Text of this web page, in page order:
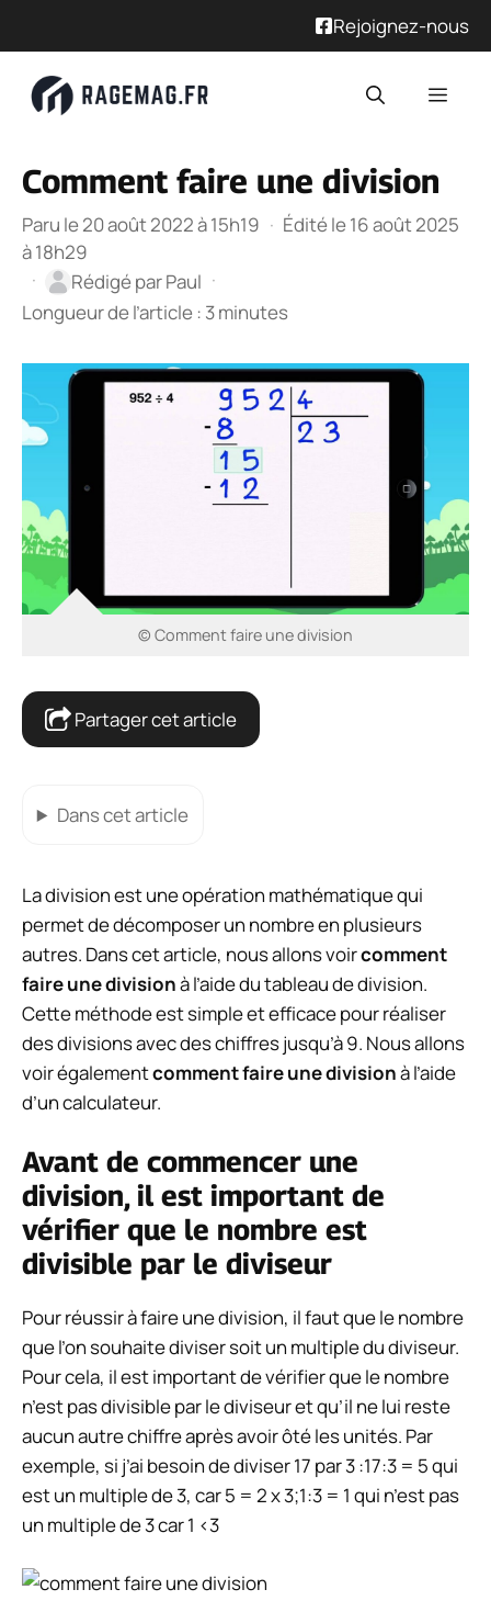
Rejoignez-nous
Comment faire une division
Paru le 20 août 2022 à 15h19 · Édité le 16 août 2025
à 18h29
·
Rédigé parPaul ·
Longueur de l’article : 3 minutes
© Comment faire une division
Partager cet article
Dans cet article
La division est une opération mathématique qui
permet de décomposer un nombre en plusieurs
autres. Dans cet article, nous allons voircomment
faire une divisionà l’aide du tableau de division.
Cette méthode est simple et efficace pour réaliser
des divisions avec des chiffres jusqu’à 9. Nous allons
voir égalementcomment faire une divisionà l’aide
d’un calculateur.
Avant de commencer une
division, il est important de
vérifier que le nombre est
divisible par le diviseur
Pour réussir à faire une division, il faut que le nombre
que l’on souhaite diviser soit un multiple du diviseur.
Pour cela, il est important de vérifier que le nombre
n’est pas divisible par le diviseur et qu’il ne lui reste
aucun autre chiffre après avoir ôté les unités. Par
exemple, si j’ai besoin de diviser 17 par 3 :17:3 = 5 qui
est un multiple de 3, car 5 = 2 x 3;1:3 = 1 qui n’est pas
un multiple de 3 car 1 <3